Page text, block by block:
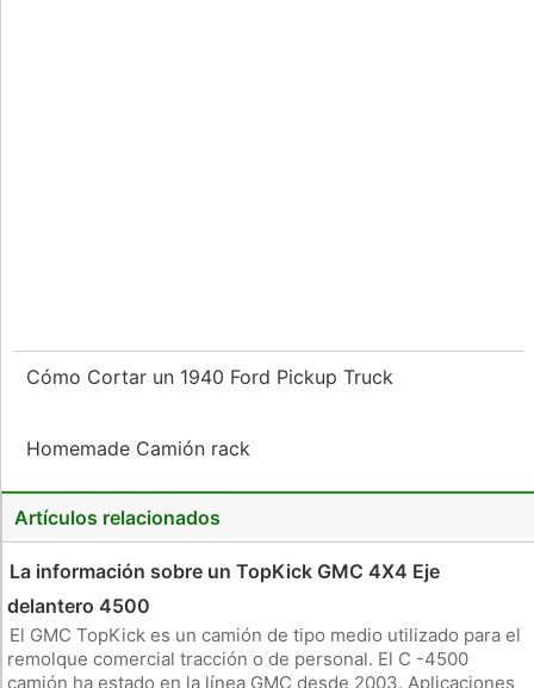
Cómo Cortar un 1940 Ford Pickup Truck
Homemade Camión rack
Artículos relacionados
La información sobre un TopKick GMC 4X4 Eje
delantero 4500
El GMC TopKick es un camión de tipo medio utilizado para el
remolque comercial tracción o de personal. El C -4500
camión ha estado en la línea GMC desde 2003. Aplicaciones